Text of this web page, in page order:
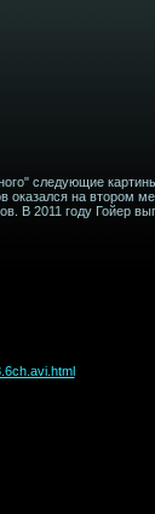
следующие
оказался на втором
В 2011 году Гойер